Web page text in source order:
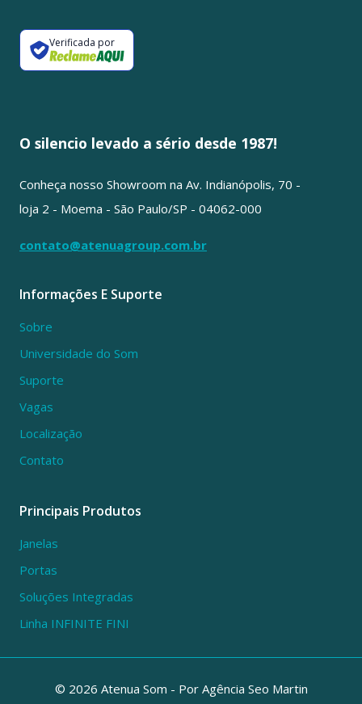
Verificada por
O silencio levado a sério desde 1987!
Conheça nosso Showroom na Av. Indianópolis, 70 -
loja 2 - Moema - São Paulo/SP - 04062-000
contato@atenuagroup.com.br
Informações E Suporte
Sobre
Universidade do Som
Suporte
Vagas
Localização
Contato
Principais Produtos
Janelas
Portas
Soluções Integradas
Linha INFINITE FINI
© 2026 Atenua Som - Por Agência Seo Martin